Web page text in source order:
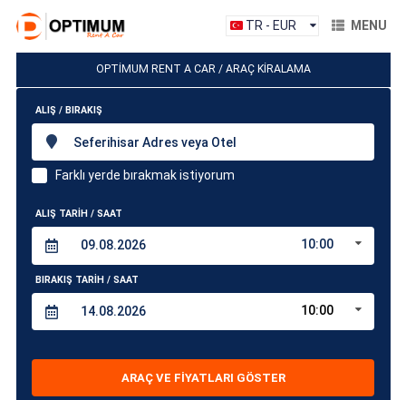
TR - EUR MENU
OPTİMUM RENT A CAR / ARAÇ KİRALAMA
ALIŞ / BIRAKIŞ
Seferihisar Adres veya Otel
Farklı yerde bırakmak istiyorum
ALIŞ TARİH / SAAT
10:00
BIRAKIŞ TARİH / SAAT
10:00
ARAÇ VE FİYATLARI GÖSTER